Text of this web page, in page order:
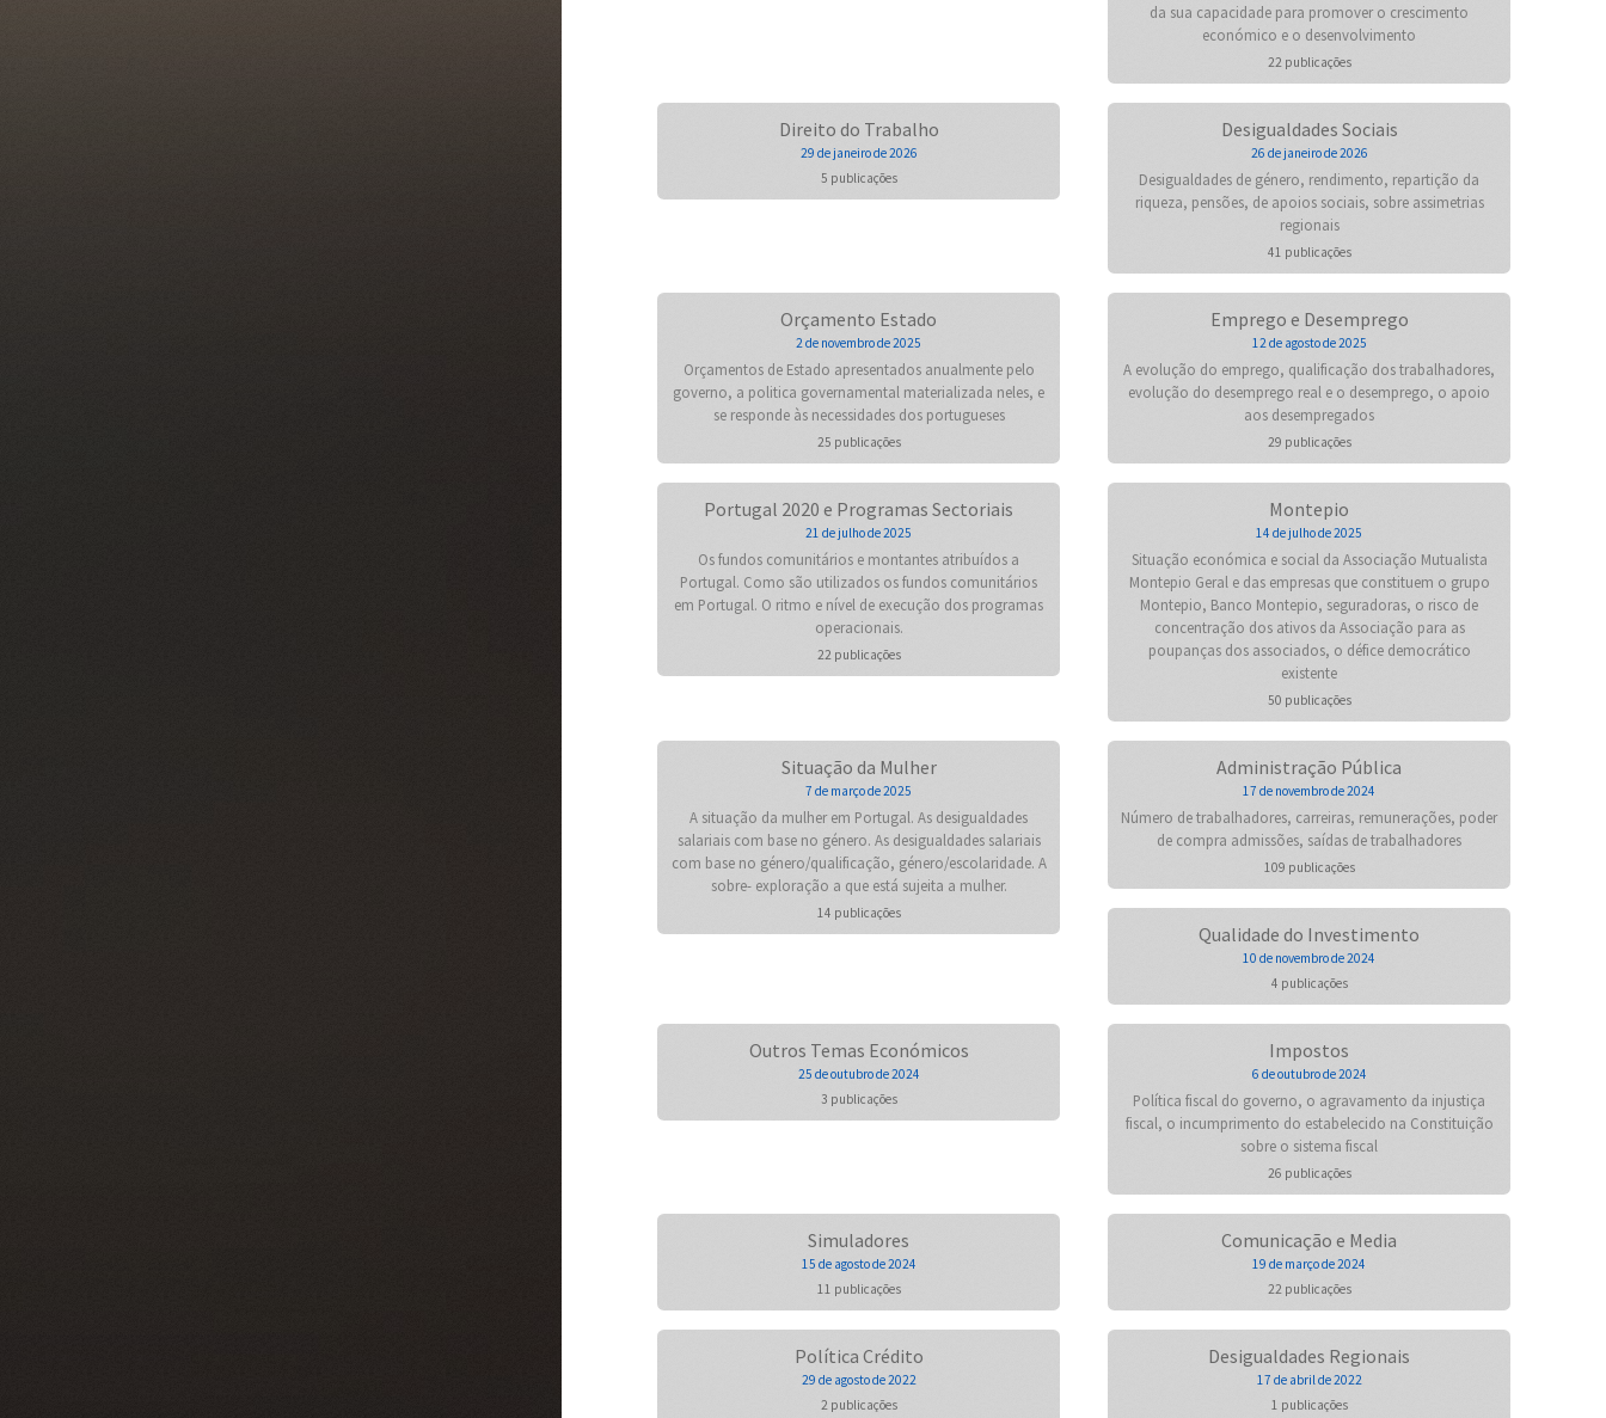
da sua capacidade para promover o crescimento
económico e o desenvolvimento
22 publicações
Direito do Trabalho
29 de janeiro de 2026
5 publicações
Desigualdades Sociais
26 de janeiro de 2026
Desigualdades de género, rendimento, repartição da
riqueza, pensões, de apoios sociais, sobre assimetrias
regionais
41 publicações
Orçamento Estado
2 de novembro de 2025
Orçamentos de Estado apresentados anualmente pelo
governo, a politica governamental materializada neles, e
se responde às necessidades dos portugueses
25 publicações
Emprego e Desemprego
12 de agosto de 2025
A evolução do emprego, qualificação dos trabalhadores,
evolução do desemprego real e o desemprego, o apoio
aos desempregados
29 publicações
Portugal 2020 e Programas Sectoriais
21 de julho de 2025
Os fundos comunitários e montantes atribuídos a
Portugal. Como são utilizados os fundos comunitários
em Portugal. O ritmo e nível de execução dos programas
operacionais.
22 publicações
Montepio
14 de julho de 2025
Situação económica e social da Associação Mutualista
Montepio Geral e das empresas que constituem o grupo
Montepio, Banco Montepio, seguradoras, o risco de
concentração dos ativos da Associação para as
poupanças dos associados, o défice democrático
existente
50 publicações
Situação da Mulher
7 de março de 2025
A situação da mulher em Portugal. As desigualdades
salariais com base no género. As desigualdades salariais
com base no género/qualificação, género/escolaridade. A
sobre- exploração a que está sujeita a mulher.
14 publicações
Administração Pública
17 de novembro de 2024
Número de trabalhadores, carreiras, remunerações, poder
de compra admissões, saídas de trabalhadores
109 publicações
Qualidade do Investimento
10 de novembro de 2024
4 publicações
Outros Temas Económicos
25 de outubro de 2024
3 publicações
Impostos
6 de outubro de 2024
Política fiscal do governo, o agravamento da injustiça
fiscal, o incumprimento do estabelecido na Constituição
sobre o sistema fiscal
26 publicações
Simuladores
15 de agosto de 2024
11 publicações
Comunicação e Media
19 de março de 2024
22 publicações
Política Crédito
29 de agosto de 2022
2 publicações
Desigualdades Regionais
17 de abril de 2022
1 publicações